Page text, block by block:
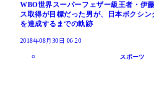
WBO世界スーパーフェザー級王者・伊
ス取得が目標だった男が、日本ボクシ
を達成するまでの軌跡
2018年08月30日 06:20
スポーツ